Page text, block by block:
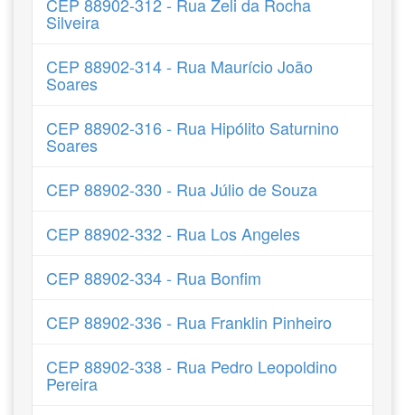
Silveira
CEP 88902-314 - Rua Maurício João
Soares
CEP 88902-316 - Rua Hipólito Saturnino
Soares
CEP 88902-330 - Rua Júlio de Souza
CEP 88902-332 - Rua Los Angeles
CEP 88902-334 - Rua Bonfim
CEP 88902-336 - Rua Franklin Pinheiro
CEP 88902-338 - Rua Pedro Leopoldino
Pereira